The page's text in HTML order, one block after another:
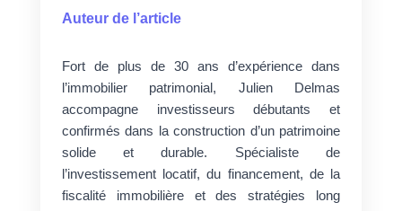
Auteur de l’article
Fort de plus de 30 ans d’expérience dans
l’immobilier patrimonial, Julien Delmas
accompagne investisseurs débutants et
confirmés dans la construction d’un patrimoine
solide et durable. Spécialiste de
l’investissement locatif, du financement, de la
fiscalité immobilière et des stratégies long